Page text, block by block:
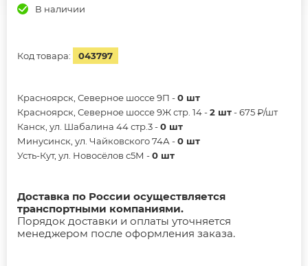
В наличии
Код товара: 043797
Красноярск, Северное шоссе 9П -0 шт
Красноярск, Северное шоссе 9Ж стр. 14 -2 шт- 675 ₽/шт
Канск, ул. Шабалина 44 стр.3 -0 шт
Минусинск, ул. Чайковского 74А -0 шт
Усть-Кут, ул. Новосёлов с5М -0 шт
Доставка по России осуществляется
транспортными компаниями.
Порядок доставки и оплаты уточняется
менеджером после оформления заказа.